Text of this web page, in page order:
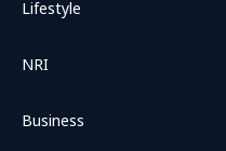
Lifestyle
NRI
Business